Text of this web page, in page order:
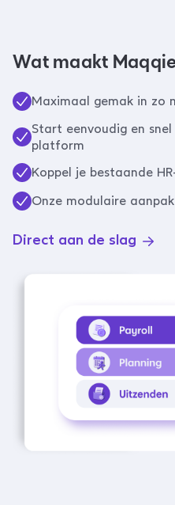
Wat maakt
Maximaal gemak in zo
Start eenvoudig en
platform
Koppel je bestaande
Onze modulaire
Direct aan de slag